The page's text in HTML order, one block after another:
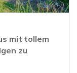
mit tollem
zu